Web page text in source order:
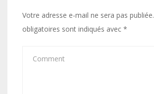
Votre adresse e-mail ne sera pas publiée.
obligatoires sont indiqués avec *